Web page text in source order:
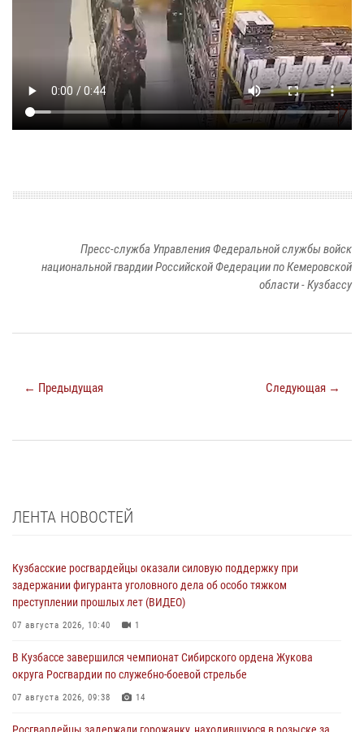
Пресс-служба Управления Федеральной службы войск
национальной гвардии Российской Федерации по Кемеровской
области - Кузбассу
← Предыдущая Следующая →
ЛЕНТА НОВОСТЕЙ
Кузбасские росгвардейцы оказали силовую поддержку при
задержании фигуранта уголовного дела об особо тяжком
преступлении прошлых лет (ВИДЕО)
07 августа 2026, 10:40 1
В Кузбассе завершился чемпионат Сибирского ордена Жукова
округа Росгвардии по служебно-боевой стрельбе
07 августа 2026, 09:38 14